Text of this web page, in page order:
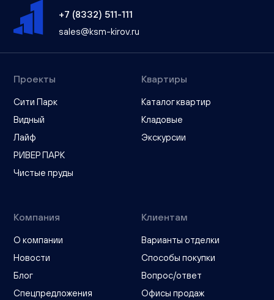
+7 (8332) 511-111
sales@ksm-kirov.ru
Проекты
Сити Парк
Видный
Лайф
РИВЕР ПАРК
Чистые пруды
Квартиры
Каталог квартир
Кладовые
Экскурсии
Компания
О компании
Новости
Блог
Спецпредложения
Клиентам
Варианты отделки
Способы покупки
Вопрос/ответ
Офисы продаж